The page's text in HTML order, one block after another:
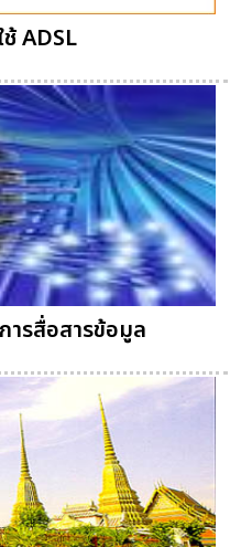
ADSL
ารสื่อสารข้อมูล